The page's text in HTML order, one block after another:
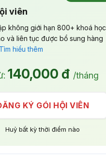
viên
không giới hạn 800+ khoá học
và liên tục được bổ sung hàng
Tìm hiểu thêm
140,000 đ /tháng
KÝ GÓI HỘI VIÊN
Huỷ bất kỳ thời điểm nào